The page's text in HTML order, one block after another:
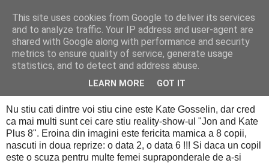
PentruDive.ro
marți, 7 septembrie 2010
Are opt copii, dar si un trup de invidiat
Nu stiu cati dintre voi stiu cine este Kate Gosselin, dar cred
ca mai multi sunt cei care stiu reality-show-ul "Jon and Kate
Plus 8". Eroina din imagini este fericita mamica a 8 copii,
nascuti in doua reprize: o data 2, o data 6 !!! Si daca un copil
este o scuza pentru multe femei supraponderale de a-si
This site uses cookies from Google to deliver its services
and to analyze traffic. Your IP address and user-agent are
shared with Google along with performance and security
metrics to ensure quality of service, generate usage
statistics, and to detect and address abuse.
LEARN MORE GOT IT